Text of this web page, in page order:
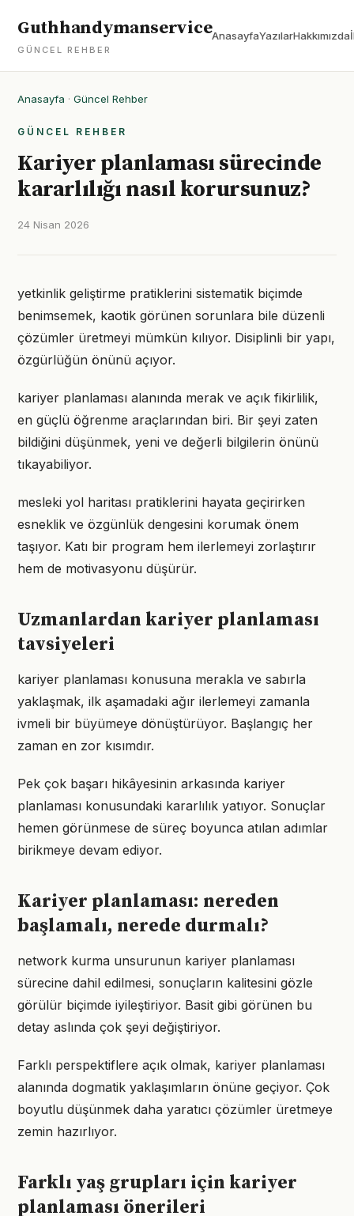
Guthhandymanservice
GÜNCEL REHBER
AnasayfaYazılarHakkımızda
Anasayfa · Güncel Rehber
GÜNCEL REHBER
Kariyer planlaması sürecinde
kararlılığı nasıl korursunuz?
24 Nisan 2026
yetkinlik geliştirme pratiklerini sistematik biçimde
benimsemek, kaotik görünen sorunlara bile düzenli
çözümler üretmeyi mümkün kılıyor. Disiplinli bir yapı,
özgürlüğün önünü açıyor.
kariyer planlaması alanında merak ve açık fikirlilik,
en güçlü öğrenme araçlarından biri. Bir şeyi zaten
bildiğini düşünmek, yeni ve değerli bilgilerin önünü
tıkayabiliyor.
mesleki yol haritası pratiklerini hayata geçirirken
esneklik ve özgünlük dengesini korumak önem
taşıyor. Katı bir program hem ilerlemeyi zorlaştırır
hem de motivasyonu düşürür.
Uzmanlardan kariyer planlaması
tavsiyeleri
kariyer planlaması konusuna merakla ve sabırla
yaklaşmak, ilk aşamadaki ağır ilerlemeyi zamanla
ivmeli bir büyümeye dönüştürüyor. Başlangıç her
zaman en zor kısımdır.
Pek çok başarı hikâyesinin arkasında kariyer
planlaması konusundaki kararlılık yatıyor. Sonuçlar
hemen görünmese de süreç boyunca atılan adımlar
birikmeye devam ediyor.
Kariyer planlaması: nereden
başlamalı, nerede durmalı?
network kurma unsurunun kariyer planlaması
sürecine dahil edilmesi, sonuçların kalitesini gözle
görülür biçimde iyileştiriyor. Basit gibi görünen bu
detay aslında çok şeyi değiştiriyor.
Farklı perspektiflere açık olmak, kariyer planlaması
alanında dogmatik yaklaşımların önüne geçiyor. Çok
boyutlu düşünmek daha yaratıcı çözümler üretmeye
zemin hazırlıyor.
Farklı yaş grupları için kariyer
planlaması önerileri